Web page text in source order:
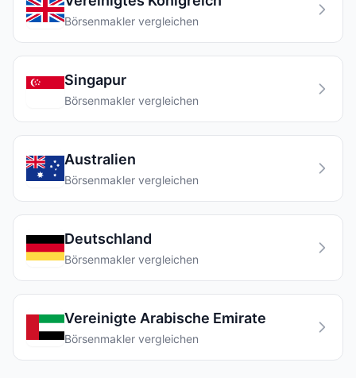
Börsenmakler vergleichen
Singapur
Börsenmakler vergleichen
Australien
Börsenmakler vergleichen
Deutschland
Börsenmakler vergleichen
Vereinigte Arabische Emirate
Börsenmakler vergleichen